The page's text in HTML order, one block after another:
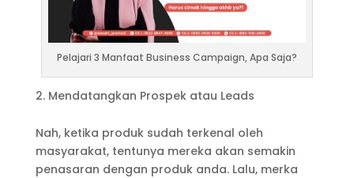
Pelajari 3 Manfaat Business Campaign, Apa Saja?
Mendatangkan Prospek atau Leads
Nah, ketika produk sudah terkenal oleh
masyarakat, tentunya mereka akan semakin
penasaran dengan produk anda. Lalu, merka